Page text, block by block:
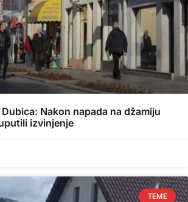
Nakon napada na džamiju
izvinjenje
TEME